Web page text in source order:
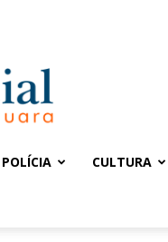
POLÍCIA CULTURA